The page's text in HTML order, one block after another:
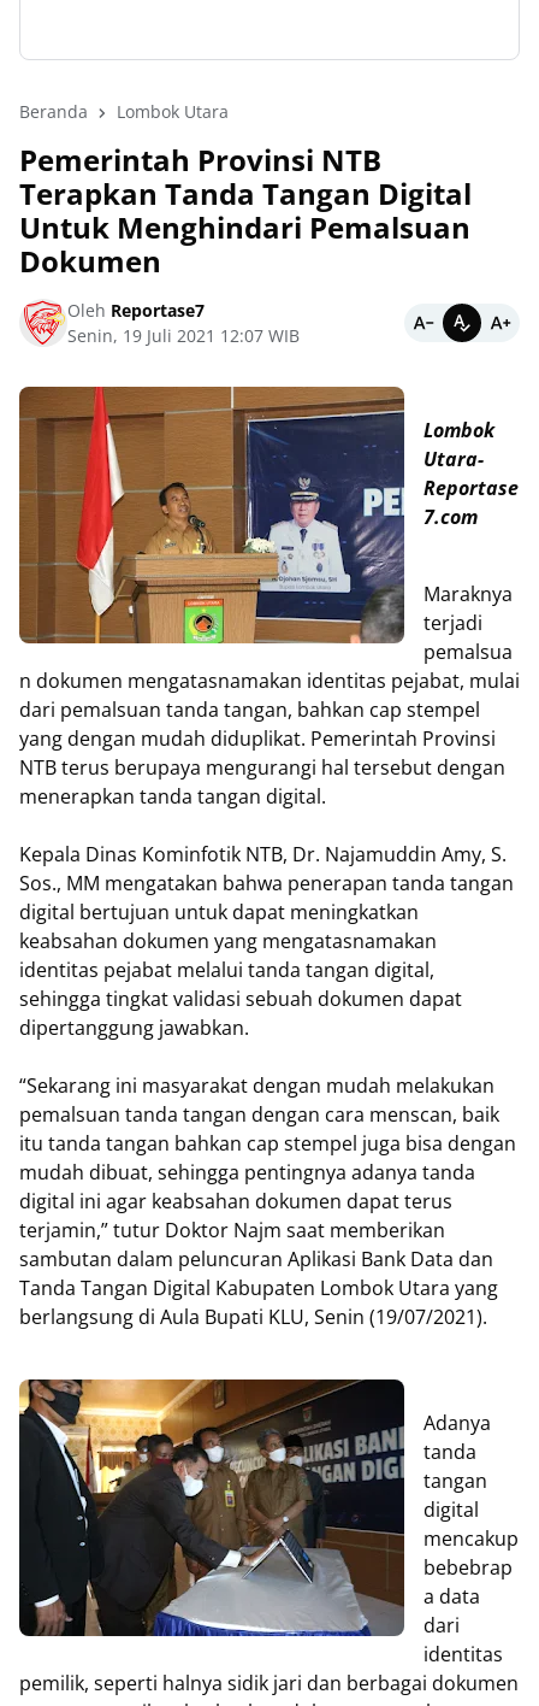
Beranda Lombok Utara
Pemerintah Provinsi NTB
Terapkan Tanda Tangan Digital
Untuk Menghindari Pemalsuan
Dokumen
Oleh Reportase7
Senin, 19 Juli 2021 12:07 WIB
Lombok
Utara-
Reportase
7.com
Maraknya
terjadi
pemalsua
n dokumen mengatasnamakan identitas pejabat, mulai
dari pemalsuan tanda tangan, bahkan cap stempel
yang dengan mudah diduplikat. Pemerintah Provinsi
NTB terus berupaya mengurangi hal tersebut dengan
menerapkan tanda tangan digital.
Kepala Dinas Kominfotik NTB, Dr. Najamuddin Amy, S.
Sos., MM mengatakan bahwa penerapan tanda tangan
digital bertujuan untuk dapat meningkatkan
keabsahan dokumen yang mengatasnamakan
identitas pejabat melalui tanda tangan digital,
sehingga tingkat validasi sebuah dokumen dapat
dipertanggung jawabkan.
“Sekarang ini masyarakat dengan mudah melakukan
pemalsuan tanda tangan dengan cara menscan, baik
itu tanda tangan bahkan cap stempel juga bisa dengan
mudah dibuat, sehingga pentingnya adanya tanda
digital ini agar keabsahan dokumen dapat terus
terjamin,” tutur Doktor Najm saat memberikan
sambutan dalam peluncuran Aplikasi Bank Data dan
Tanda Tangan Digital Kabupaten Lombok Utara yang
berlangsung di Aula Bupati KLU, Senin (19/07/2021).
Adanya
tanda
tangan
digital
mencakup
bebebrap
a data
dari
identitas
pemilik, seperti halnya sidik jari dan berbagai dokumen